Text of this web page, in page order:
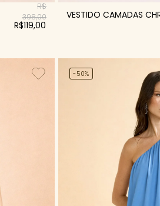
R$
398,00
R$119,00
VESTIDO CAMADAS
-50%